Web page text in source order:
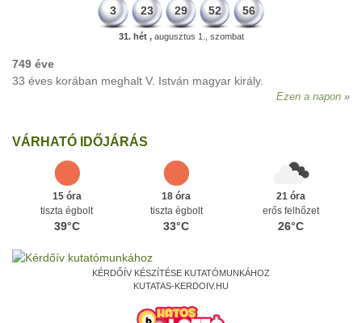
3 23 29 52 56
31. hét ,augusztus 1., szombat
749 éve
33 éves korában meghalt V. István magyar király.
Ezen a napon
VÁRHATÓ IDŐJÁRÁS
15 óra
tiszta égbolt
39°C
18 óra
tiszta égbolt
33°C
21 óra
erős felhőzet
26°C
KÉRDŐÍV KÉSZÍTÉSE KUTATÓMUNKÁHOZ
KUTATAS-KERDOIV.HU